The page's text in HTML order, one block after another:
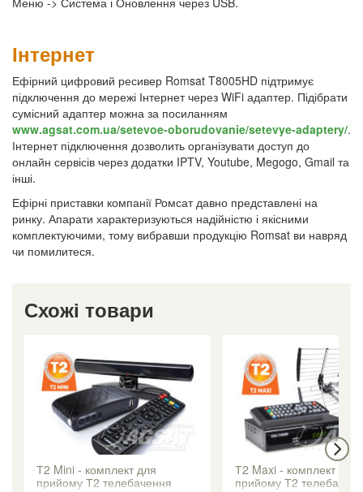
Інтернет
Ефірний цифровий ресивер Romsat T8005HD підтримує
підключення до мережі Інтернет через WiFi адаптер. Підібрати
сумісний адаптер можна за посиланням
www.agsat.com.ua/setevoe-oborudovanie/setevye-adaptery/.
Інтернет підключення дозволить організувати доступ до
онлайн сервісів через додатки IPTV, Youtube, Megogo, Gmail та
інші.
Ефірні приставки компанії Ромсат давно представлені на
ринку. Апарати характеризуються надійністю і якісними
комплектуючими, тому вибравши продукцію Romsat ви навряд
чи помилитеся.
Схожі товари
Т2 Mini - комплект для
прийому Т2 телебачення
Т2 Maxi - комплект для
прийому Т2